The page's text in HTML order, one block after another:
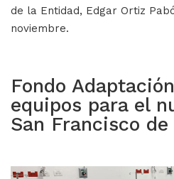
de la Entidad, Edgar Ortiz
noviembre.
Fondo
equipos para el
San Francisco